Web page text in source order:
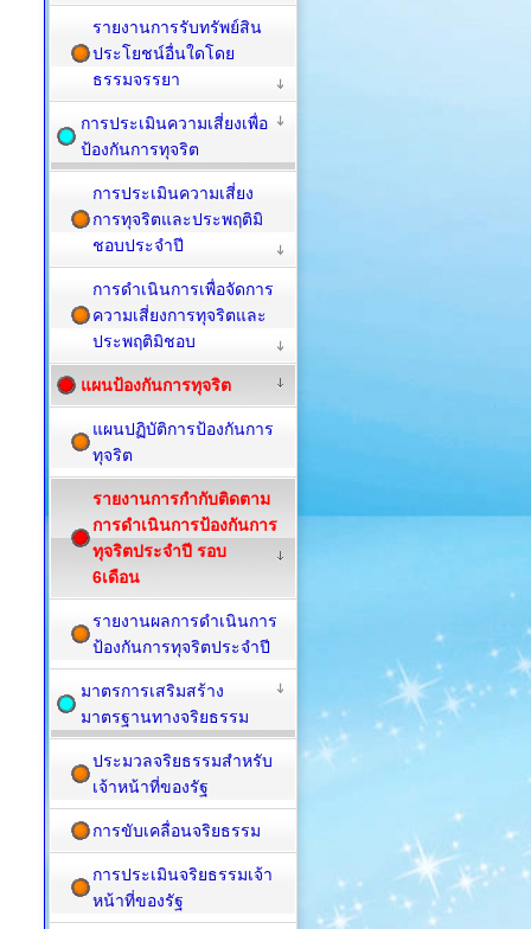
รายงานการรับทรัพย์สิน
ประโยชน์อื่นใดโดย
ธรรมจรรยา
การประเมินความเสี่ยงเพื่อ
ป้องกันการทุจริต
การประเมินความเสี่ยง
การทุจริตและประพฤติมิ
ชอบประจำปี
การดำเนินการเพื่อจัดการ
ความเสี่ยงการทุจริตและ
ประพฤติมิชอบ
แผนป้องกันการทุจริต
แผนปฏิบัติการป้องกันการ
ทุจริต
รายงานการกำกับติดตาม
การดำเนินการป้องกันการ
ทุจริตประจำปี รอบ
6เดือน
รายงานผลการดำเนินการ
ป้องกันการทุจริตประจำปี
มาตรการเสริมสร้าง
มาตรฐานทางจริยธรรม
ประมวลจริยธรรมสำหรับ
เจ้าหน้าที่ของรัฐ
การขับเคลื่อนจริยธรรม
การประเมินจริยธรรมเจ้า
หน้าที่ของรัฐ